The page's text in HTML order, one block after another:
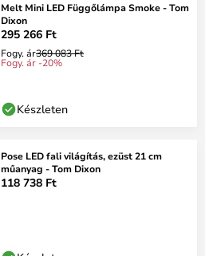
Melt Mini LED Függőlámpa Smoke - Tom
Dixon
295 266 Ft
Fogy. ár369 083 Ft
Fogy. ár -20%
Készleten
Pose LED fali világítás, ezüst 21 cm
műanyag - Tom Dixon
118 738 Ft